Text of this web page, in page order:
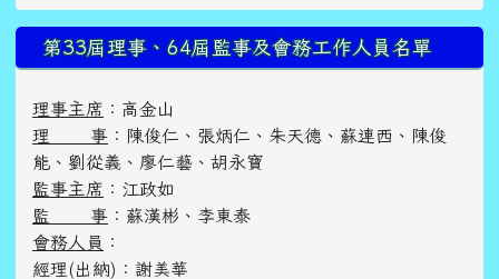
第33屆理事、64屆監事及會務工作人員名單
理事主席 ：高金山
理 事 ：陳俊仁、張炳仁、朱天德、蘇連西、陳俊
能、劉從義、廖仁藝、胡永寶
監事主席 ：江政如
監 事 ：蘇漢彬、李東泰
會務人員
：
經理(出納)：謝美華